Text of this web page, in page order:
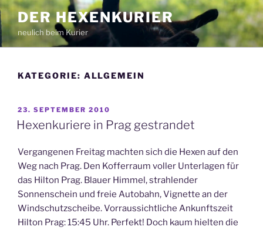
Zum
Inhalt
springen
DER HEXENKURIER
neulich beim Kurier
KATEGORIE: ALLGEMEIN
VERÖFFENTLICHT
AM
23. SEPTEMBER 2010
Hexenkuriere in Prag gestrandet
Vergangenen Freitag machten sich die Hexen auf den
Weg nach Prag. Den Kofferraum voller Unterlagen für
das Hilton Prag. Blauer Himmel, strahlender
Sonnenschein und freie Autobahn, Vignette an der
Windschutzscheibe. Vorraussichtliche Ankunftszeit
Hilton Prag: 15:45 Uhr. Perfekt! Doch kaum hielten die